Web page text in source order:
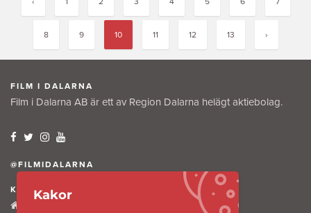
8 9 10 11 12 13 ›
FILM I DALARNA
Film i Dalarna AB är ett av Region Dalarna helägt aktiebolag.
@FILMIDALARNA
KONTAKTA OSS
Kakor